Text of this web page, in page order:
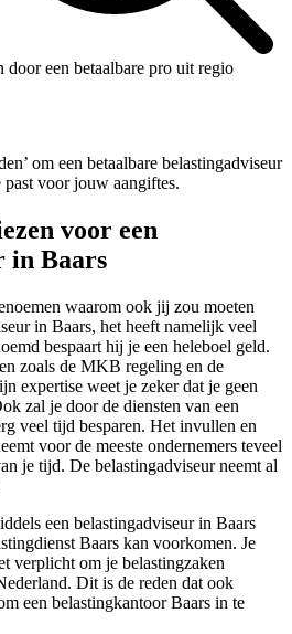
door een betaalbare pro uit regio
om een betaalbare belastingadviseur
voor jouw aangiftes.
voor een
in Baars
waarom ook jij zou moeten
in Baars, het heeft namelijk veel
bespaart hij je een heleboel geld.
zoals de MKB regeling en de
expertise weet je zeker dat je geen
zal je door de diensten van een
veel tijd besparen. Het invullen en
voor de meeste ondernemers teveel
je tijd. De belastingadviseur neemt al
een belastingadviseur in Baars
Baars kan voorkomen. Je
verplicht om je belastingzaken
Dit is de reden dat ook
een belastingkantoor Baars in te